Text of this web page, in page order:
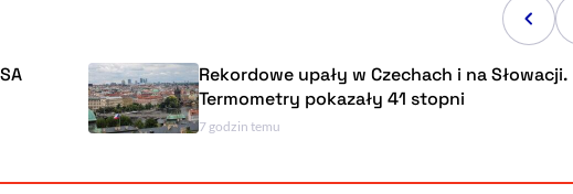
Rekordowe upały w Czechach i na Słowacji.
Termometry pokazały 41 stopni
7 godzin temu